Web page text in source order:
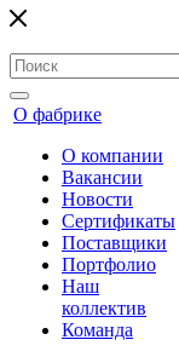
О фабрике
О компании
Вакансии
Новости
Сертификаты
Поставщики
Портфолио
Наш
коллектив
Команда